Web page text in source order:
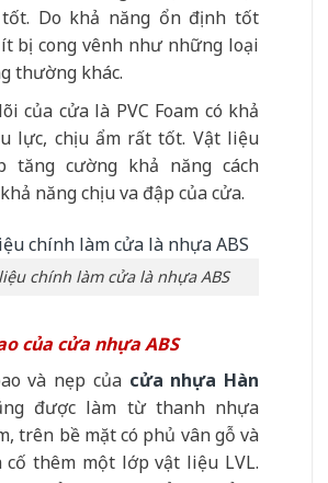
Do khả năng ổn định tốt
bị cong vênh như những loại
thường khác.
của cửa là PVC Foam có khả
lực, chịu ẩm rất tốt. Vật liệu
tăng cường khả năng cách
năng chịu va đập của cửa.
chính làm cửa là nhựa ABS
của cửa nhựa ABS
và nẹp của cửa nhựa Hàn
được làm từ thanh nhựa
trên bề mặt có phủ vân gỗ và
cố thêm một lớp vật liệu LVL.